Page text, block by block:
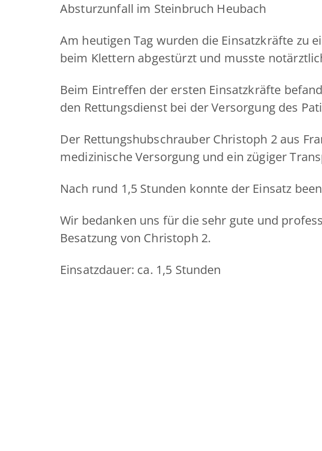
Absturzunfall im Steinbruch Heubach
Am heutigen Tag wurden die Einsatzkräfte zu
beim Klettern abgestürzt und musste
Beim Eintreffen der ersten Einsatzkräfte
den Rettungsdienst bei der Versorgung des
Der Rettungshubschrauber Christoph 2 aus
medizinische Versorgung und ein zügiger
Nach rund 1,5 Stunden konnte der Einsatz
Wir bedanken uns für die sehr gute und
Besatzung von Christoph 2.
Einsatzdauer: ca. 1,5 Stunden